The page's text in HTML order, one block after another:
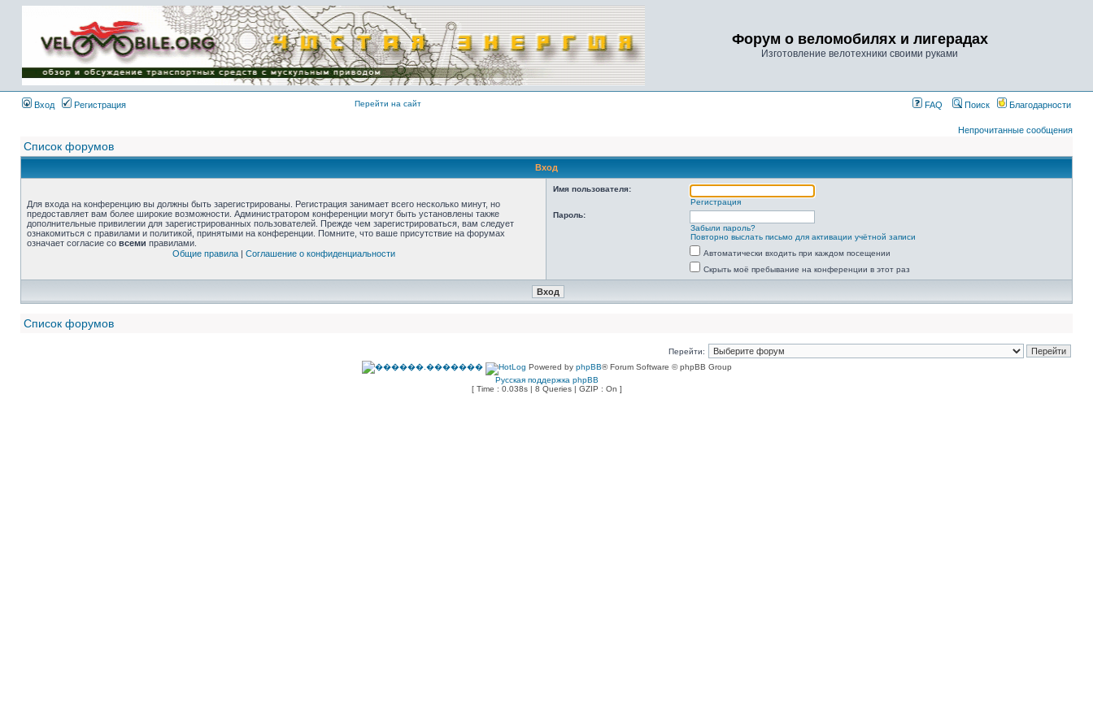
Форум о веломобилях и лигерадах
Изготовление велотехники своими руками
Вход Регистрация Перейти на сайт FAQ Поиск Благодарности
Непрочитанные сообщения
Список форумов
Вход
Для входа на конференцию вы должны быть зарегистрированы. Регистрация занимает всего несколько минут, но
предоставляет вам более широкие возможности. Администратором конференции могут быть установлены также
дополнительные привилегии для зарегистрированных пользователей. Прежде чем зарегистрироваться, вам следует
ознакомиться с правилами и политикой, принятыми на конференции. Помните, что ваше присутствие на форумах
означает согласие со всеми правилами.
Общие правила| Соглашение о конфиденциальности
Имя пользователя:
Регистрация
Пароль:
Забыли пароль?
Повторно выслать письмо для активации учётной записи
Автоматически входить при каждом посещении
Скрыть моё пребывание на конференции в этот раз
Список форумов
Перейти:
Powered by phpBB® Forum Software © phpBB Group
Русская поддержка phpBB
[ Time : 0.038s | 8 Queries | GZIP : On ]